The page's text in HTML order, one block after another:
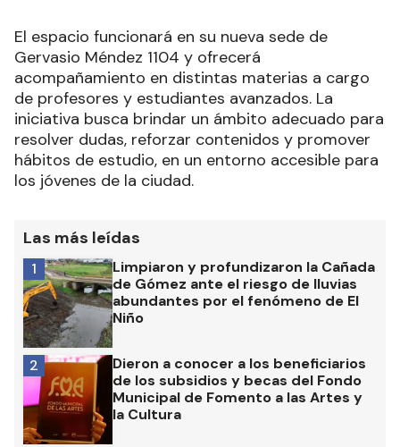
El espacio funcionará en su nueva sede de
Gervasio Méndez 1104 y ofrecerá
acompañamiento en distintas materias a cargo
de profesores y estudiantes avanzados. La
iniciativa busca brindar un ámbito adecuado para
resolver dudas, reforzar contenidos y promover
hábitos de estudio, en un entorno accesible para
los jóvenes de la ciudad.
Las más leídas
Limpiaron y profundizaron la Cañada
de Gómez ante el riesgo de lluvias
abundantes por el fenómeno de El
Niño
1
Dieron a conocer a los beneficiarios
de los subsidios y becas del Fondo
Municipal de Fomento a las Artes y
la Cultura
2